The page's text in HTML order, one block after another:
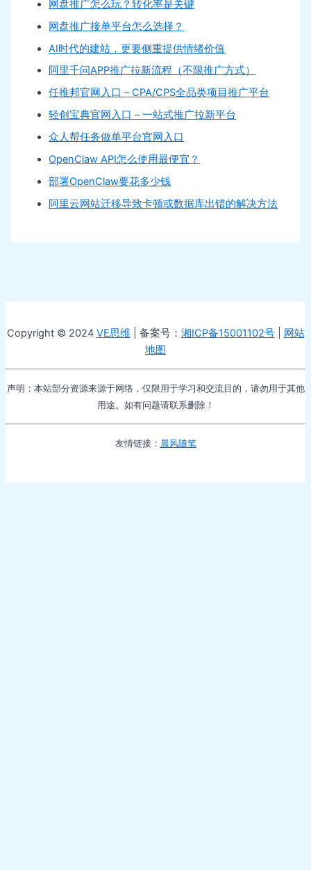
网盘推广怎么玩？转化率是关键
网盘推广接单平台怎么选择？
AI时代的建站，更要侧重提供情绪价值
阿里千问APP推广拉新流程（不限推广方式）
任推邦官网入口 – CPA/CPS全品类项目推广平台
轻创宝典官网入口 – 一站式推广拉新平台
众人帮任务做单平台官网入口
OpenClaw API怎么使用最便宜？
部署OpenClaw要花多少钱
阿里云网站迁移导致卡顿或数据库出错的解决方法
Copyright © 2024 VE思维 | 备案号： 湘ICP备15001102号| 网站
地图
声明：本站部分资源来源于网络，仅限用于学习和交流目的，请勿用于其他
用途。如有问题请联系删除！
友情链接： 晨风随笔